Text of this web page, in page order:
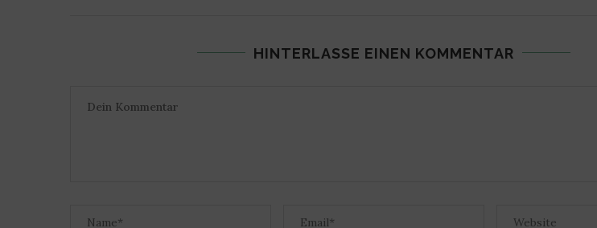
HINTERLASSE EINEN KOMMENTAR